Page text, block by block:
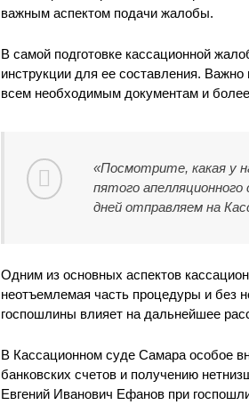
важным аспектом подачи жалобы.
В самой подготовке кассационной
инструкции для ее составления.
всем необходимым документам и
«Посмотрите, какая у
пятого
дней отправляем на
Одним из основных аспектов
неотъемлемая часть процедуры и без
госпошлины влияет на дальнейшее
В Кассационном суде Самара особое
банковских счетов и получению
Евгений Иванович Ефанов при